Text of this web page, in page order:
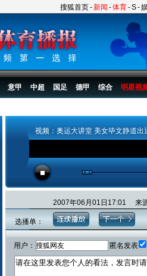
搜狐首页-新闻 -体育-S-
意甲 中超 国足 德甲 综合 明星视
视频：奥运大讲堂 美女毕文静道出
2007年06月01日17:01 来
选播单：
用户： 匿名发表